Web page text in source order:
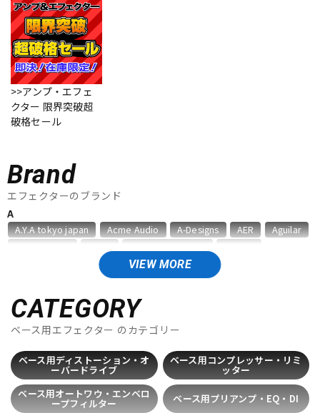
エレキギター
ベース
ドラム
キーボード
管楽器 その他楽器
エフェクター
DJ機器
DTM オンライン納品 レコーディング機器
>>アンプ・エフェ
クター 限界突破超
破格セール
Brand
エフェクターのブランド
VIEW MORE
A
A.Y.A tokyo japan Acme Audio A-Designs AER
Aguilar
Analog Alien ANALOG.MAN
Ant Craft API ARMOR
Ashdown
audio-technica
B
BANZAI Bassics BECOS BEETRONICS
Benson Amps
Beyond Big Joe Birdland
BJFE
Blackberry JAM
Blackstar Bogner
BONDI EFFECTS
BOOROCKS
BOSS
C
CATEGORY
ベース用エフェクター のカテゴリー
ベース用ディストーション・オ
ーバードライブ
ベース用コンプレッサー・リミ
ッター
ベース用オートワウ・エンベロ
ープフィルター ベース用プリアンプ・EQ・DI